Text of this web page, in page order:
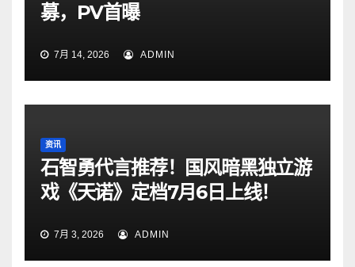
募，PV首曝
7月 14, 2026 ADMIN
资讯
石智勇代言推荐！国风暗黑独立游
戏《天诺》定档7月6日上线！
7月 3, 2026 ADMIN